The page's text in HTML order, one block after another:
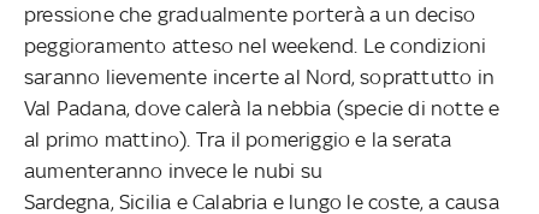
pressione che gradualmente porterà a un deciso
peggioramento atteso nel weekend. Le condizioni
saranno lievemente incerte al Nord, soprattutto in
Val Padana, dove calerà la nebbia (specie di notte e
al primo mattino). Tra il pomeriggio e la serata
aumenteranno invece le nubi su
Sardegna, Sicilia e Calabria e lungo le coste, a causa